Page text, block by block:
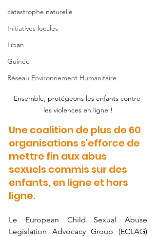
catastrophe naturelle
Initiatives locales
Liban
Guinée
Réseau Environnement Humanitaire
Ensemble, protégeons les enfants contre
les violences en ligne !
Une coalition de plus de 60
organisations s'efforce de
mettre fin aux abus
sexuels commis sur des
enfants, en ligne et hors
ligne.
Le European Child Sexual Abuse
Legislation Advocacy Group (ECLAG)